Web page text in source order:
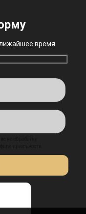
время